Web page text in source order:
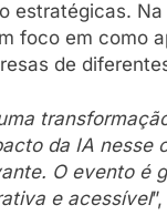
estratégicas.
foco em como
de
da IA nesse
O evento é
e acessível